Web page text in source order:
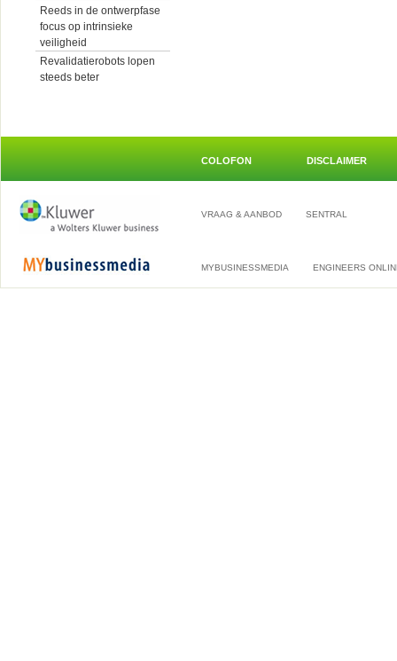
Reeds in de ontwerpfase
focus op intrinsieke
veiligheid
Revalidatierobots lopen
steeds beter
COLOFON DISCLAIMER
VRAAG & AANBOD SENTRAL
MYBUSINESSMEDIA ENGINEERS